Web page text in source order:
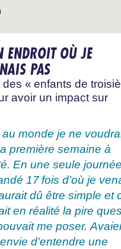
ENDROIT OÙ JE
PAS
« enfants de
avoir un impact sur
monde je ne
première semaine à
En une seule
17 fois d’où je
dû être simple et
en réalité la pire
me poser.
d’entendre une